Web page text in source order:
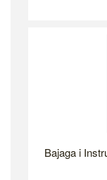
Bajaga i